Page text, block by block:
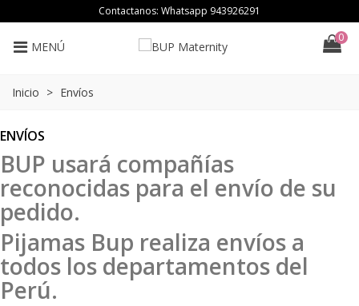
Contactanos: Whatsapp 943926291
MENÚ
0
Inicio > Envíos
ENVÍOS
BUP usará compañías
reconocidas para el envío de su
pedido.
Pijamas Bup realiza envíos a
todos los departamentos del
Perú.